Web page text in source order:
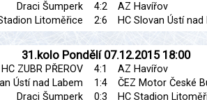
Draci Šumperk
4:2
AZ Havířov
Litoměřice
2:6 HC Slovan Ústí nad
31.kolo Pondělí 07.12.2015 18:00
HC ZUBR PŘEROV 4:1
AZ Havířov
Ústí nad Labem
1:4
ČEZ Motor České
Draci Šumperk
0:3
HC Stadion